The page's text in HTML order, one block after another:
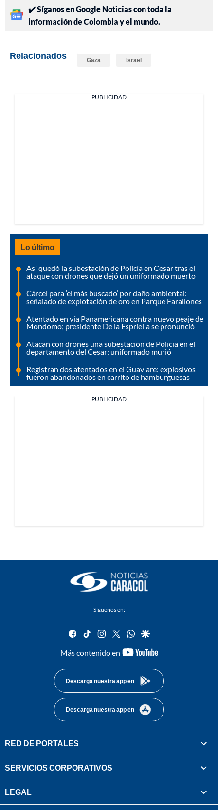
✔️ Síganos en Google Noticias con toda la
información de Colombia y el mundo.
Relacionados Gaza Israel
PUBLICIDAD
Lo último
Así quedó la subestación de Policía en Cesar tras el
ataque con drones que dejó un uniformado muerto
Cárcel para ‘el más buscado’ por daño ambiental:
señalado de explotación de oro en Parque Farallones
Atentado en vía Panamericana contra nuevo peaje de
Mondomo; presidente De la Espriella se pronunció
Atacan con drones una subestación de Policía en el
departamento del Cesar: uniformado murió
Registran dos atentados en el Guaviare: explosivos
fueron abandonados en carrito de hamburguesas
PUBLICIDAD
Síguenos en:
facebook
tiktok instagram
twitterwhatsapp
google
Más contenido en
youtube-
Descarga nuestra app en
Descarga nuestra app en
RED DE PORTALES
SERVICIOS CORPORATIVOS
LEGAL